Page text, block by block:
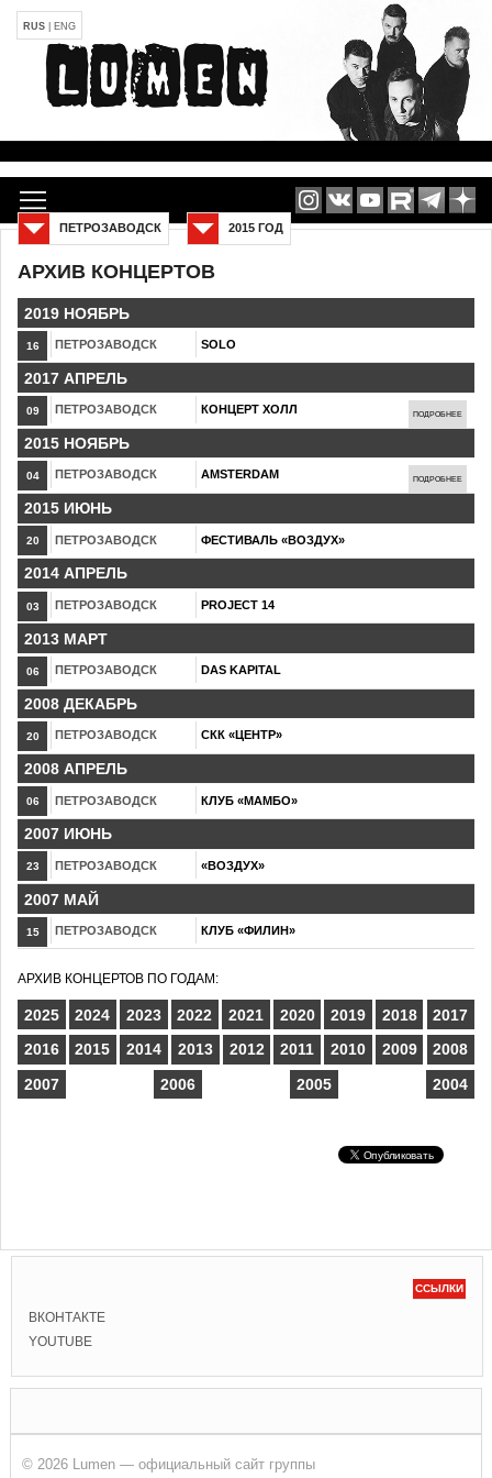
RUS ENG
АРХИВ КОНЦЕРТОВ
2015 ГОД
ПЕТРОЗАВОДСК
2019 НОЯБРЬ
16 ПЕТРОЗАВОДСК SOLO
2017 АПРЕЛЬ
09 ПЕТРОЗАВОДСК КОНЦЕРТ ХОЛЛ ПОДРОБНЕЕ
2015 НОЯБРЬ
04 ПЕТРОЗАВОДСК AMSTERDAM ПОДРОБНЕЕ
2015 ИЮНЬ
20 ПЕТРОЗАВОДСК ФЕСТИВАЛЬ «ВОЗДУХ»
2014 АПРЕЛЬ
03 ПЕТРОЗАВОДСК PROJECT 14
2013 МАРТ
06 ПЕТРОЗАВОДСК DAS KAPITAL
2008 ДЕКАБРЬ
20 ПЕТРОЗАВОДСК СКК «ЦЕНТР»
2008 АПРЕЛЬ
06 ПЕТРОЗАВОДСК КЛУБ «МАМБО»
2007 ИЮНЬ
23 ПЕТРОЗАВОДСК «ВОЗДУХ»
2007 МАЙ
15 ПЕТРОЗАВОДСК КЛУБ «ФИЛИН»
АРХИВ КОНЦЕРТОВ ПО ГОДАМ:
2025 2024 2023 2022 2021 2020 2019 2018
2017
2016
2015 2014 2013 2012 2011 2010 2009
2008
2007
2006 2005 2004
ССЫЛКИ
ВКОНТАКТЕ
YOUTUBE
© 2026 Lumen — официальный сайт группы